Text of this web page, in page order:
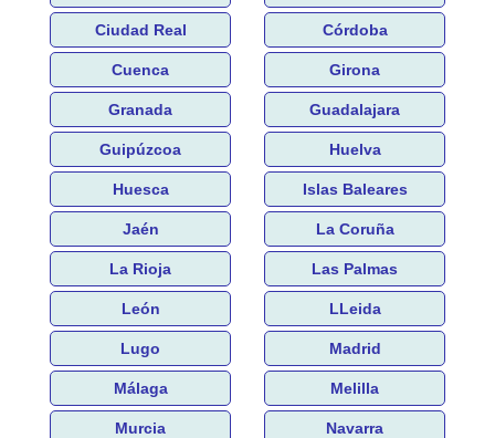
Ciudad Real Córdoba
Cuenca Girona
Granada Guadalajara
Guipúzcoa Huelva
Huesca Islas Baleares
Jaén La Coruña
La Rioja Las Palmas
León LLeida
Lugo Madrid
Málaga Melilla
Murcia Navarra